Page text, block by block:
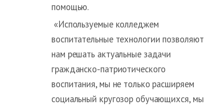
помощью.
«Используемые колледжем
воспитательные технологии позволяют
нам решать актуальные задачи
гражданско-патриотического
воспитания, мы не только расширяем
социальный кругозор обучающихся, мы